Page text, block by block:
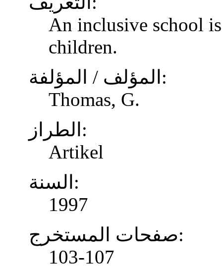
An inclusive school
children.
المؤلف / المؤلفة:
Thomas, G.
الطراز:
Artikel
السنة:
1997
صفحات المستخرج:
103-107